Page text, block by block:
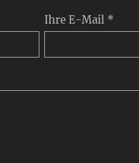
Ihre E-Mail *